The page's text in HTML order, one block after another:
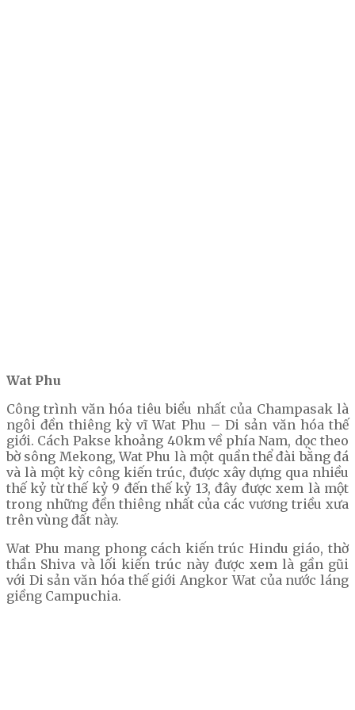
Wat Phu
Công trình văn hóa tiêu biểu nhất của Champasak là
ngôi đền thiêng kỳ vĩ Wat Phu – Di sản văn hóa thế
giới. Cách Pakse khoảng 40km về phía Nam, dọc theo
bờ sông Mekong, Wat Phu là một quần thể đài bằng đá
và là một kỳ công kiến trúc, được xây dựng qua nhiều
thế kỷ từ thế kỷ 9 đến thế kỷ 13, đây được xem là một
trong những đền thiêng nhất của các vương triều xưa
trên vùng đất này.
Wat Phu mang phong cách kiến trúc Hindu giáo, thờ
thần Shiva và lối kiến trúc này được xem là gần gũi
với Di sản văn hóa thế giới Angkor Wat của nước láng
giềng Campuchia.